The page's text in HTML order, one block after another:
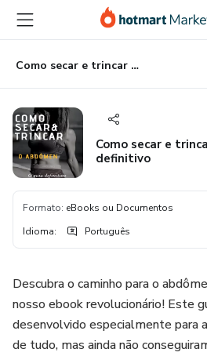
para
conteúdo
principal
para
pagamento
para
rodapé
Como secar e trincar o abdômen - O guia definitivo
Como secar e
definitivo
Formato: eBooks ou Documentos
Idioma: Português
Descubra o caminho para o
nosso ebook revolucionário! Este
desenvolvido especialmente para
de tudo, mas ainda não